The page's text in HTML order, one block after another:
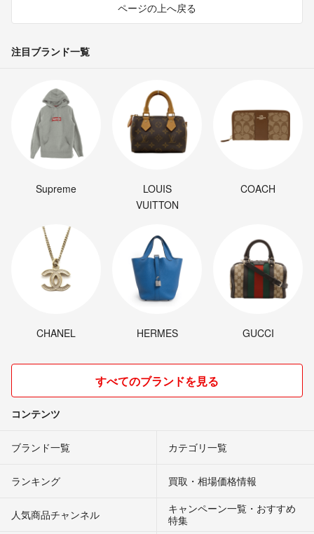
ページの上へ戻る
注目ブランド一覧
Supreme
LOUIS
VUITTON
COACH
CHANEL HERMES GUCCI
すべてのブランドを見る
コンテンツ
ブランド一覧 カテゴリ一覧
ランキング 買取・相場価格情報
人気商品チャンネル
キャンペーン一覧・おすすめ
特集